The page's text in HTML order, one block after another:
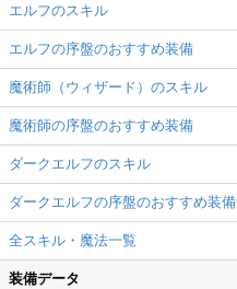
エルフのスキル
エルフの序盤のおすすめ装備
魔術師（ウィザード）のスキル
魔術師の序盤のおすすめ装備
ダークエルフのスキル
ダークエルフの序盤のおすすめ装備
全スキル・魔法一覧
装備データ